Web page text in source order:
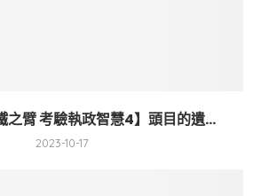
之臂 考驗執政智慧4】頭目的遺...
2023-10-17